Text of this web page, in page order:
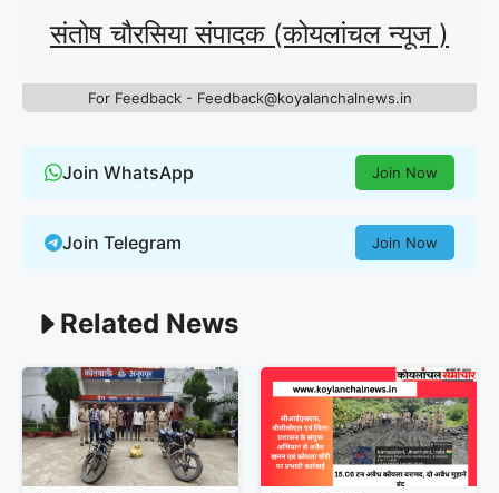
संतोष चौरसिया संपादक (कोयलांचल न्यूज )
For Feedback - Feedback@koyalanchalnews.in
Join WhatsApp Join Now
Join Telegram Join Now
Related News